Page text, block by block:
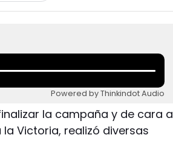
Powered by Thinkindot Audio
la campaña y de cara a
Victoria, realizó diversas